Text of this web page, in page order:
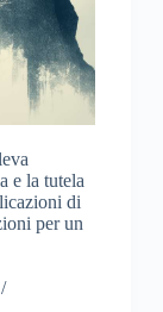
e la tutela
di
per un